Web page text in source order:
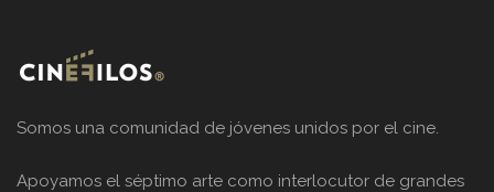
Somos una comunidad de jóvenes unidos por el cine.
Apoyamos el séptimo arte como interlocutor de grandes